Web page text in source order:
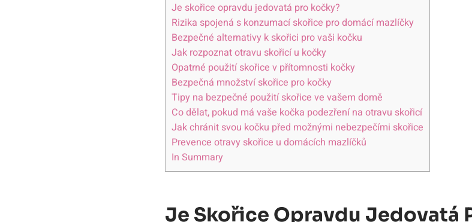
Je skořice opravdu jedovatá pro kočky?
Rizika spojená s konzumací skořice pro domácí mazlíčky
Bezpečné alternativy k skořici pro vaši kočku
Jak rozpoznat otravu skořicí u kočky
Opatrné použití skořice v přítomnosti kočky
Bezpečná množství skořice pro kočky
Tipy na bezpečné použití skořice ve vašem domě
Co dělat, pokud má vaše kočka podezření na otravu skořicí
Jak chránit svou kočku před možnými nebezpečími skořice
Prevence otravy skořice u domácích mazlíčků
In Summary
Je Skořice Opravdu Jedovatá